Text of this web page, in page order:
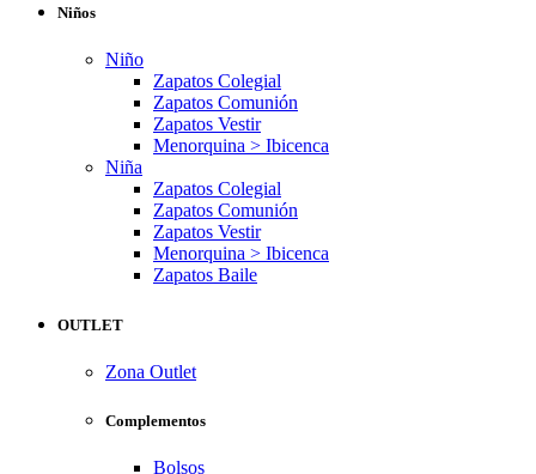
Niños
Niño
Zapatos Colegial
Zapatos Comunión
Zapatos Vestir
Menorquina > Ibicenca
Niña
Zapatos Colegial
Zapatos Comunión
Zapatos Vestir
Menorquina > Ibicenca
Zapatos Baile
OUTLET
Zona Outlet
Complementos
Bolsos